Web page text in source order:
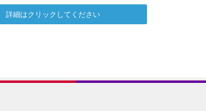
詳細はクリックしてください